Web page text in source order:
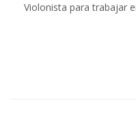
Violonista para trabajar